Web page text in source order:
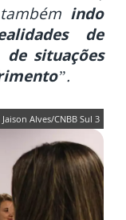
indo
de
situações
”.
Jaison Alves/CNBB Sul 3